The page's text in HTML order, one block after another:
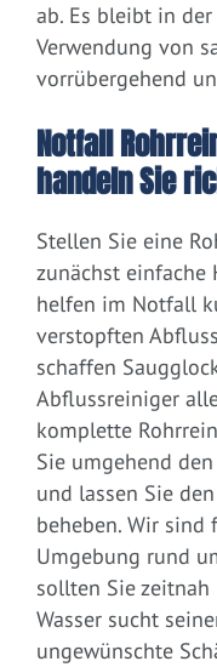
ab. Es bleibt in
Verwendung von
vorrübergehend
Notfall
handeln Sie
Stellen Sie eine
zunächst einfache
helfen im Notfall
verstopften
schaffen
Abflussreiniger
komplette
Sie umgehend
und lassen Sie
beheben. Wir sind
Umgebung rund
sollten Sie
Wasser sucht
ungewünschte